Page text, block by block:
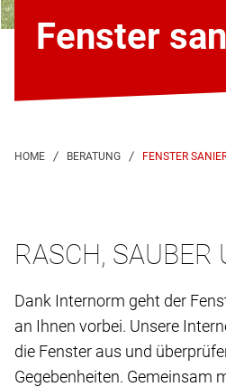
Fenster
FENSTER
RASCH, SAUBER
Dank Internorm geht der
an Ihnen vorbei. Unsere
die Fenster aus und
Gegebenheiten. Gemeinsam